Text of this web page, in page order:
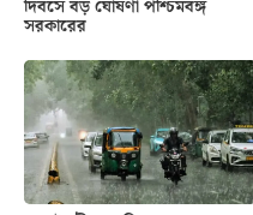
দিবসে বড় ঘোষণা পশ্চিমবঙ্গ
সরকারের